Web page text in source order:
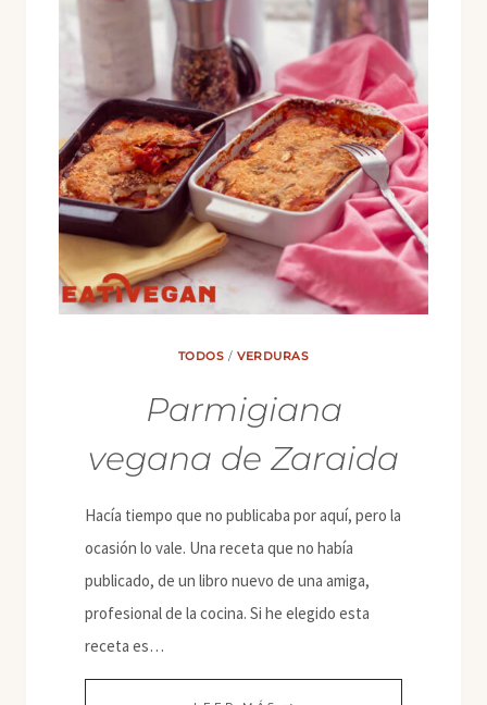
TODOS / VERDURAS
Parmigiana
vegana de Zaraida
Hacía tiempo que no publicaba por aquí, pero la
ocasión lo vale. Una receta que no había
publicado, de un libro nuevo de una amiga,
profesional de la cocina. Si he elegido esta
receta es…